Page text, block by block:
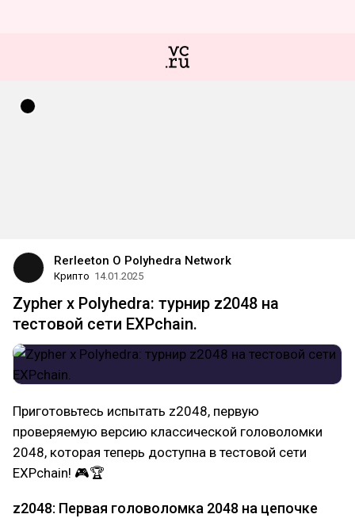
Rerleeton О Polyhedra Network
Крипто 14.01.2025
Zypher x Polyhedra: турнир z2048 на
тестовой сети EXPchain.
Приготовьтесь испытать z2048, первую
проверяемую версию классической головоломки
2048, которая теперь доступна в тестовой сети
EXPchain! 🎮🏆
z2048: Первая головоломка 2048 на цепочке